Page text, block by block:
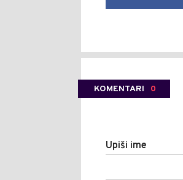
KOMENTARI 0
Upiši ime